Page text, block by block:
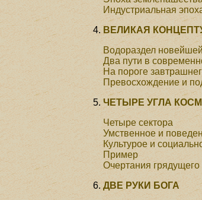
Индустриальная
ВЕЛИКАЯ
Водораздел
Два пути в
На пороге
Превосхождение и
ЧЕТЫРЕ УГЛА
Четыре сектора
Умственное и
Культурое и
Пример
Очертания грядущего
ДВЕ РУКИ БОГА